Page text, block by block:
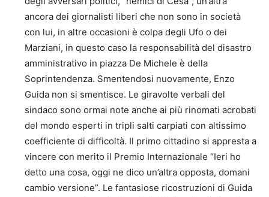
ancora dei giornalisti liberi che non sono in società
con lui, in altre occasioni è colpa degli Ufo o dei
Marziani, in questo caso la responsabilità del disastro
amministrativo in piazza De Michele è della
Soprintendenza. Smentendosi nuovamente, Enzo
Guida non si smentisce. Le giravolte verbali del
sindaco sono ormai note anche ai più rinomati acrobati
del mondo esperti in tripli salti carpiati con altissimo
coefficiente di difficoltà. Il primo cittadino si appresta a
vincere con merito il Premio Internazionale “Ieri ho
detto una cosa, oggi ne dico un’altra opposta, domani
cambio versione”. Le fantasiose ricostruzioni di Guida